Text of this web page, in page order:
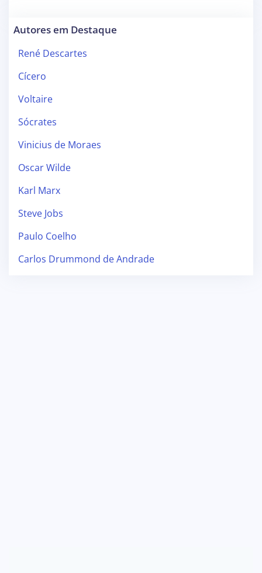
Autores em Destaque
René Descartes
Cícero
Voltaire
Sócrates
Vinicius de Moraes
Oscar Wilde
Karl Marx
Steve Jobs
Paulo Coelho
Carlos Drummond de Andrade